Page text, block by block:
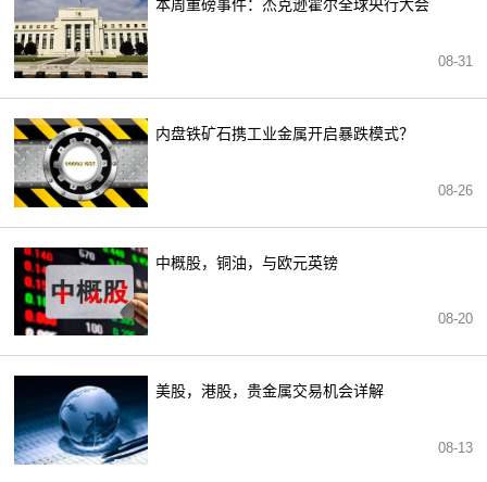
本周重磅事件：杰克逊霍尔全球央行大会
08-31
内盘铁矿石携工业金属开启暴跌模式？
08-26
中概股，铜油，与欧元英镑
08-20
美股，港股，贵金属交易机会详解
08-13